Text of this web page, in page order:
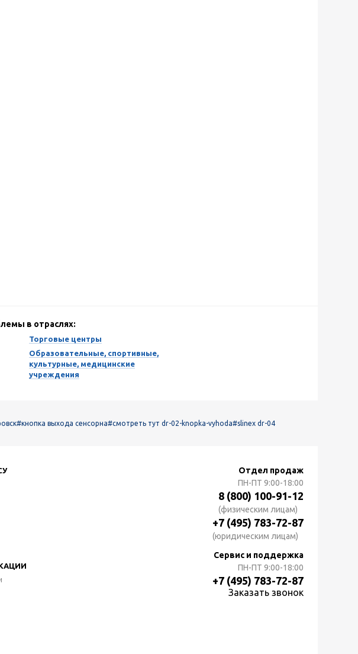
в отраслях:
Торговые центры
Образовательные, спортивные,
культурные, медицинские
учреждения
#кнопка выхода сенсорна#смотреть тут dr-02-knopka-vyhoda#slinex dr-04
Отдел продаж
ПН-ПТ 9:00-18:00
8 (800) 100-91-12
(физическим лицам)
+7 (495) 783-72-87
(юридическим лицам)
Сервис и поддержка
ПН-ПТ 9:00-18:00
+7 (495) 783-72-87
Заказать звонок